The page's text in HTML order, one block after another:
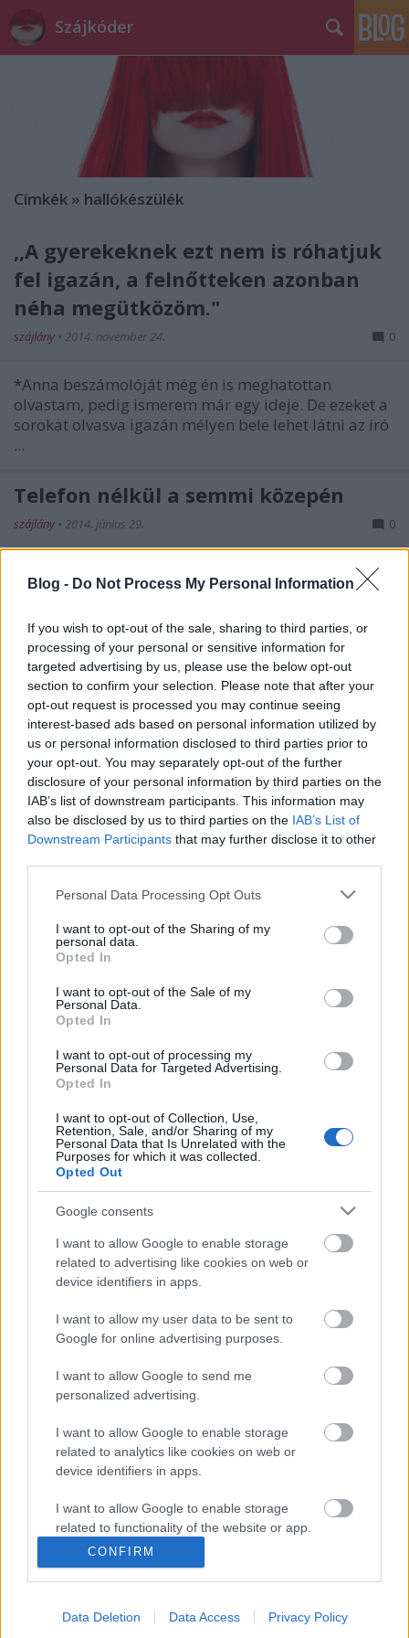
Blog - Do Not Process My Personal Information
If you wish to opt-out of the sale, sharing to third parties, or
processing of your personal or sensitive information for
targeted advertising by us, please use the below opt-out
section to confirm your selection. Please note that after your
opt-out request is processed you may continue seeing
interest-based ads based on personal information utilized by
us or personal information disclosed to third parties prior to
your opt-out. You may separately opt-out of the further
disclosure of your personal information by third parties on the
IAB’s list of downstream participants. This information may
also be disclosed by us to third parties on the IAB’s List of
Downstream Participants that may further disclose it to other
Please note that this website/app uses one or more Google
not limited to your visit or usage behaviour. You may click to
grant or deny consent to Google and its third-party tags to
use your data for below specified purposes in below Google
consent section.
Personal Data Processing Opt Outs
I want to opt-out of the Sharing of my
personal data.
Opted In
I want to opt-out of the Sale of my
Personal Data.
Opted In
I want to opt-out of processing my
Personal Data for Targeted Advertising.
Opted In
I want to opt-out of Collection, Use,
Retention, Sale, and/or Sharing of my
Personal Data that Is Unrelated with the
Purposes for which it was collected.
Opted Out
Google consents
I want to allow Google to enable storage
related to advertising like cookies on web or
device identifiers in apps.
I want to allow my user data to be sent to
Google for online advertising purposes.
I want to allow Google to send me
personalized advertising.
I want to allow Google to enable storage
related to analytics like cookies on web or
device identifiers in apps.
I want to allow Google to enable storage
related to functionality of the website or app.
I want to allow Google to enable storage
related to personalization.
I want to allow Google to enable storage
CONFIRM
Data Deletion Data Access Privacy Policy
Szájkóder
Címkék » hallókészülék
,,A gyerekeknek ezt nem is róhatjuk
fel igazán, a felnőtteken azonban
néha megütközöm."
szájlány • 2014. november 24. 0
*Anna beszámolóját még én is meghatottan
olvastam, pedig ismerem már egy ideje. De ezeket a
sorokat olvasva igazán mélyen bele lehet látni az író
...
Telefon nélkül a semmi közepén
szájlány • 2014. június 29. 0
ücsörögtem a betonpadkán egy benzinkútnál.
30 ...
Fonom a hajam...
szájlány•2014. május 01.
fonom a hajam és azon gondolkodom hogy amikor
befonom és a szálak összeütköznek annak vane
hangja s ha van akkor mekkora olyan e mint amikor
két autó ...
Nem hallasz? Színlelj!Vagy ne?
szájlány•2014. április 30.
Klassz fordításra leltem
, ami annyira jól van
összerakva, hogy egy az egyben megosztom veletek.
Deaf Culture Onlineszerkesztője,
A másik oldal (2. rész)
•2013. november 06.
Mi ez a zaj?- kérdi pislogva.
- Mi? Miről beszélsz? Milyen zaj? - fordulok felé. Ülök
a laptop előtt, nézek ki a fejemből. Fülelek. Aztán
szép ...
A másik oldal (1. rész)
Benne van. Valami nem oké a hallással, merthogy
megsérült. Én is az vagyok és mégse. Hadd menjek
kint és bent
szájlány•2013. augusztus 18.
(tapasztalatok gépcsere után)
Valami annyira furcsa volt. Több zaj, kevesebb zaj.
Több zaj, kevesebb zaj.
Álltam a patikában, és nem értettem, ...